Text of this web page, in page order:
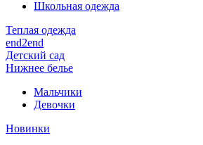
Школьная одежда
Теплая одежда
end2end
Детский сад
Нижнее белье
Мальчики
Девочки
Новинки